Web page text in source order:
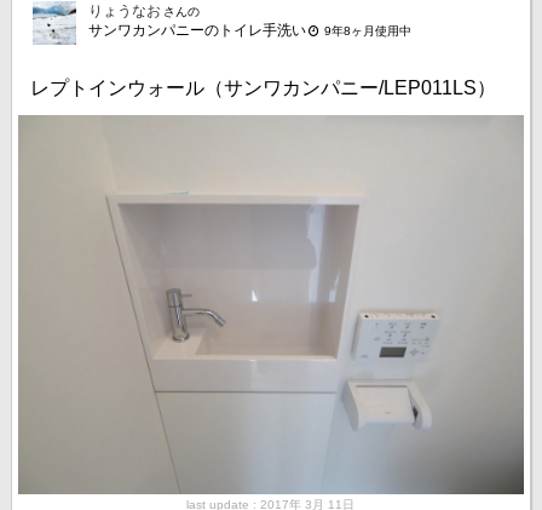
りょうなお さんの
サンワカンパニーのトイレ手洗い 9年8ヶ月使用中
レプトインウォール（サンワカンパニー/LEP011LS）
last update : 2017年 3月 11日